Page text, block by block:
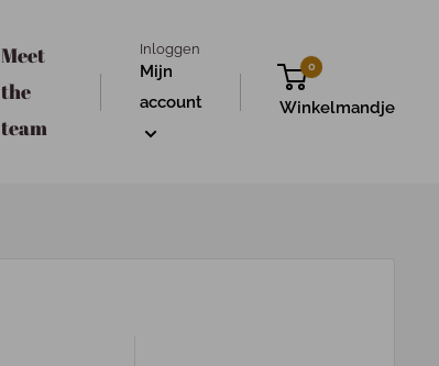
Meet
the
team
Inloggen
Mijn
account
0
Winkelmandje